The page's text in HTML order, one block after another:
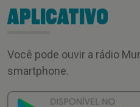
APLICATIVO
Você pode ouvir a rádio
smartphone.